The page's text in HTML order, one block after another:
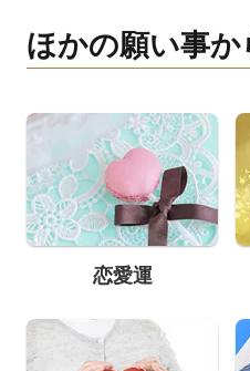
ほかの願い事か
恋愛運